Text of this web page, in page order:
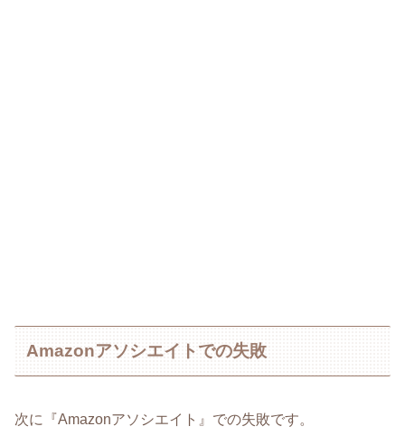
Amazonアソシエイトでの失敗
次に『Amazonアソシエイト』での失敗です。